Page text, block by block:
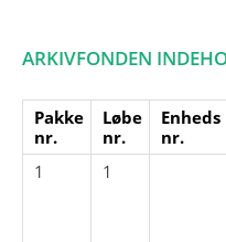
ARKIVFONDEN
Pakke
nr.
Løbe
nr.
Enheds
nr.
1
1